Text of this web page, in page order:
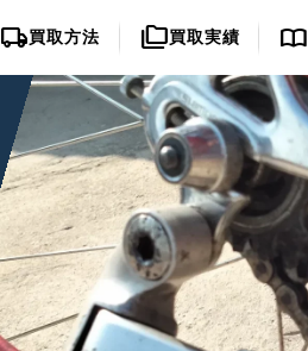
local_shipping買取方法 folder_copy買取実績 import_contacts